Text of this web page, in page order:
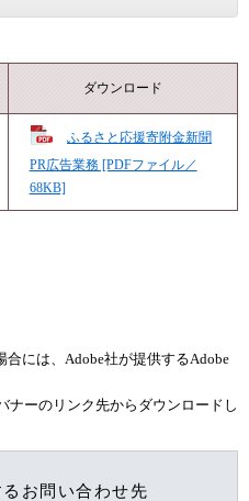
ダウンロード
ふるさと応援寄附金新聞
PR広告業務 [PDFファイル／
68KB]
には、Adobe社が提供するAdobe
ナーのリンク先からダウンロードし
お問い合わせ先